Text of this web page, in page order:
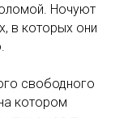
Ночуют
в которых они
свободного
котором